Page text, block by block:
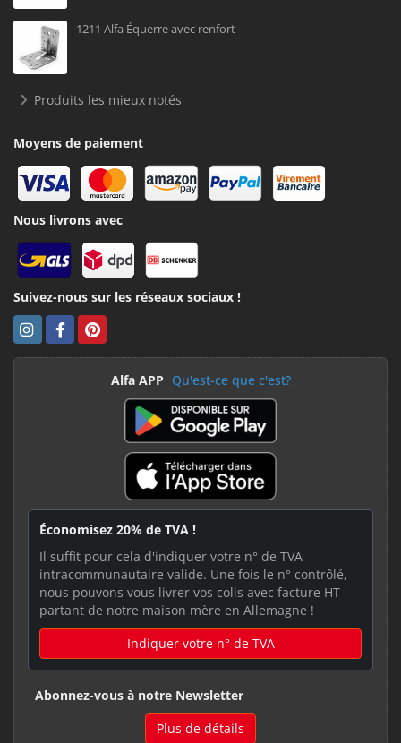
1211 Alfa Équerre avec renfort
Produits les mieux notés
Moyens de paiement
Nous livrons avec
Suivez-nous sur les réseaux sociaux !
Alfa APP Qu'est-ce que c'est?
Économisez 20% de TVA !
Il suffit pour cela d'indiquer votre n° de TVA
intracommunautaire valide. Une fois le n° contrôlé,
nous pouvons vous livrer vos colis avec facture HT
partant de notre maison mère en Allemagne !
Indiquer votre n° de TVA
Abonnez-vous à notre Newsletter
Plus de détails